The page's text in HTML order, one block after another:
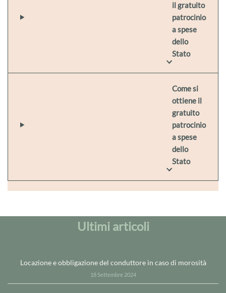
il gratuito
patrocinio
a spese
dello
Stato
Come si
ottiene il
gratuito
patrocinio
a spese
dello
Stato
Ultimi articoli
Locazione e obbligazione del conduttore in caso di morosità
18 Settembre 2024